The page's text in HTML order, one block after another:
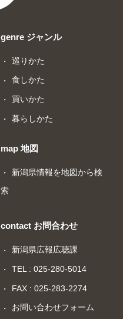
genre ジャンル
巡りかた
食しかた
買いかた
暮らしかた
map 地図
新潟県情報を地図から検
索
contact お問合わせ
新潟県広報広聴課
TEL : 025-280-5014
FAX : 025-283-2274
お問い合わせフォーム